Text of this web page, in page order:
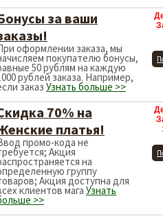
за ваши
оформлении заказа, мы
покупателю бонусы,
50 рублям на каждую
рублей заказа. Например,
заказ Узнать больше >>
70% на
платья!
промо-кода не
Акция
на
группу
Акция доступна для
клиентов мага Узнать
>>